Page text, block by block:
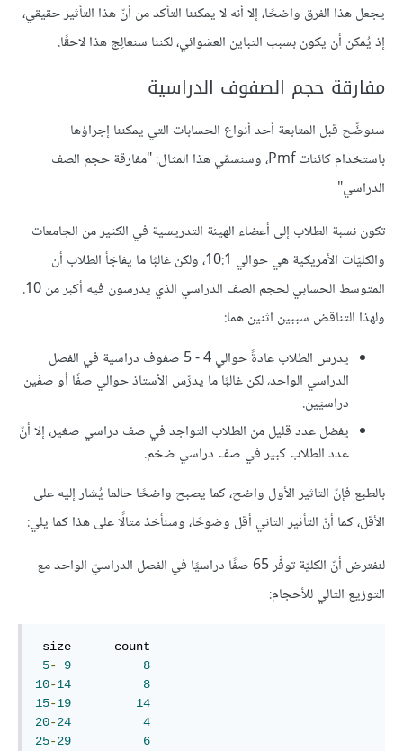
يجعل هذا الفرق واضحًا، إلا أنه لا يمكننا التأكد من أنّ هذا التأثير حقيقي،
إذ يُمكن أن يكون بسبب التباين العشوائي، لكننا سنعالِج هذا لاحقًا.
مفارقة حجم الصفوف الدراسية
سنوضِّح قبل المتابعة أحد أنواع الحسابات التي يمكننا إجراؤها
باستخدام كائنات Pmf، وسنسمّي هذا المثال: "مفارقة حجم الصف
الدراسي"
تكون نسبة الطلاب إلى أعضاء الهيئة التدريسية في الكثير من الجامعات
والكليّات الأمريكية هي حوالي 10:1، ولكن غالبًا ما يفاجَأ الطلاب أن
المتوسط الحسابي لحجم الصف الدراسي الذي يدرسون فيه أكبر من 10.
ولهذا التناقض سببين اثنين هما:
يدرس الطلاب عادةً حوالي 4 - 5 صفوف دراسية في الفصل
الدراسي الواحد، لكن غالبًا ما يدرِّس الأستاذ حوالي صفًا أو صفَين
دراسيَين.
يفضل عدد قليل من الطلاب التواجد في صف دراسي صغير، إلا أنّ
عدد الطلاب كبير في صف دراسي ضخم.
بالطبع فإنّ التاثير الأول واضح، كما يصبح واضحًا حالما يُشار إليه على
الأقل، كما أنّ التأثير الثاني أقل وضوحًا، وسنأخذ مثالًا على هذا كما يلي:
لنفترض أنّ الكليّة توفِّر 65 صفًا دراسيًا في الفصل الدراسيّ الواحد مع
التوزيع التالي للأحجام:
5- 9
8
10-14
8
15-19
14
20-24
4
25-29
6